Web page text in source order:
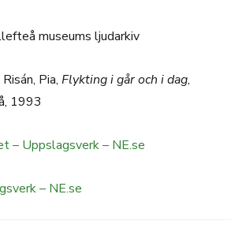
museums ljudarkiv
Pia, Flykting i går och i dag,
1993
– Uppslagsverk – NE.se
– NE.se